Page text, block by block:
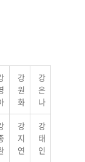
강
원
화
강
은
나
강
지
연
강
태
인